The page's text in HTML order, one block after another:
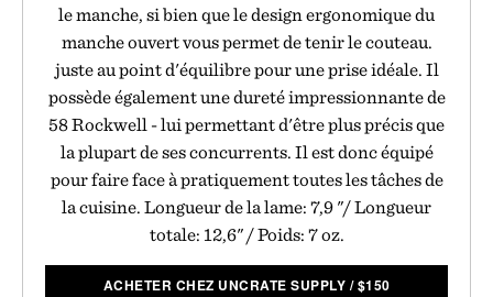
le manche, si bien que le design ergonomique du
manche ouvert vous permet de tenir le couteau.
juste au point d'équilibre pour une prise idéale. Il
possède également une dureté impressionnante de
58 Rockwell - lui permettant d'être plus précis que
la plupart de ses concurrents. Il est donc équipé
pour faire face à pratiquement toutes les tâches de
la cuisine. Longueur de la lame: 7,9 "/ Longueur
totale: 12,6" / Poids: 7 oz.
ACHETER CHEZ UNCRATE SUPPLY /$150